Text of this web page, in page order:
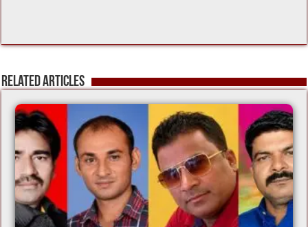
Related Articles